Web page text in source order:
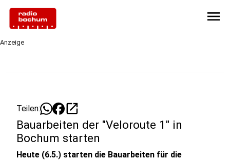
menu
Anzeige
Teilen: open_in_new
Bauarbeiten der "Veloroute 1" in
Bochum starten
Heute (6.5.) starten die Bauarbeiten für die